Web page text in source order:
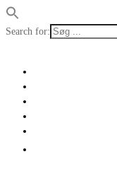
Search for: